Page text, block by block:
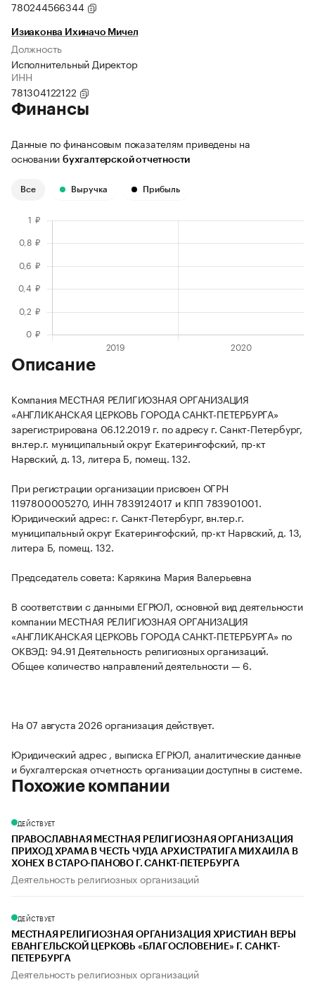
780244566344
Изиаконва Ихиначо Мичел
Должность
Исполнительный Директор
ИНН
781304122122
Финансы
Данные по финансовым показателям приведены на
основании бухгалтерской отчетности
Все Выручка Прибыль
Описание
Компания МЕСТНАЯ РЕЛИГИОЗНАЯ ОРГАНИЗАЦИЯ
«АНГЛИКАНСКАЯ ЦЕРКОВЬ ГОРОДА САНКТ-ПЕТЕРБУРГА»
зарегистрирована 06.12.2019 г. по адресу г. Санкт-Петербург,
вн.тер.г. муниципальный округ Екатерингофский, пр-кт
Нарвский, д. 13, литера Б, помещ. 132.
При регистрации организации присвоен ОГРН
1197800005270, ИНН 7839124017 и КПП 783901001.
Юридический адрес: г. Санкт-Петербург, вн.тер.г.
муниципальный округ Екатерингофский, пр-кт Нарвский, д. 13,
литера Б, помещ. 132.
Председатель совета: Карякина Мария Валерьевна
В соответствии с данными ЕГРЮЛ, основной вид деятельности
компании МЕСТНАЯ РЕЛИГИОЗНАЯ ОРГАНИЗАЦИЯ
«АНГЛИКАНСКАЯ ЦЕРКОВЬ ГОРОДА САНКТ-ПЕТЕРБУРГА» по
ОКВЭД: 94.91 Деятельность религиозных организаций.
Общее количество направлений деятельности — 6.
На 07 августа 2026 организация действует.
Юридический адрес , выписка ЕГРЮЛ, аналитические данные
и бухгалтерская отчетность организации доступны в системе.
Похожие компании
ДЕЙСТВУЕТ
ПРАВОСЛАВНАЯ МЕСТНАЯ РЕЛИГИОЗНАЯ ОРГАНИЗАЦИЯ
ПРИХОД ХРАМА В ЧЕСТЬ ЧУДА АРХИСТРАТИГА МИХАИЛА В
ХОНЕХ В СТАРО-ПАНОВО Г. САНКТ-ПЕТЕРБУРГА
Деятельность религиозных организаций
ДЕЙСТВУЕТ
МЕСТНАЯ РЕЛИГИОЗНАЯ ОРГАНИЗАЦИЯ ХРИСТИАН ВЕРЫ
ЕВАНГЕЛЬСКОЙ ЦЕРКОВЬ «БЛАГОСЛОВЕНИЕ» Г. САНКТ-
ПЕТЕРБУРГА
Деятельность религиозных организаций